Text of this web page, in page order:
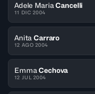
Adele Maria Cancelli
11 DIC 2004
Anita Carraro
12 AGO 2004
Emma Cechova
12 JUL 2004